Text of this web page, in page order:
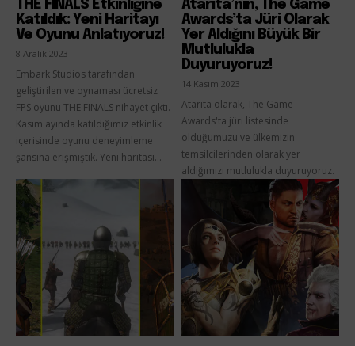
THE FINALS Etkinliğine
Katıldık: Yeni Haritayı
Ve Oyunu Anlatıyoruz!
8 Aralık 2023
Embark Studios tarafından
geliştirilen ve oynaması ücretsiz
FPS oyunu THE FINALS nihayet çıktı.
Kasım ayında katıldığımız etkinlik
içerisinde oyunu deneyimleme
şansına erişmiştik. Yeni haritası...
Atarita’nın, The Game
Awards’ta Jüri Olarak
Yer Aldığını Büyük Bir
Mutlulukla
Duyuruyoruz!
14 Kasım 2023
Atarita olarak, The Game
Awards'ta jüri listesinde
olduğumuzu ve ülkemizin
temsilcilerinden olarak yer
aldığımızı mutlulukla duyuruyoruz.